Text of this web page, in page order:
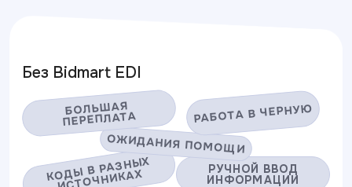
Без Bidmart EDI
БОЛЬШАЯ
ПЕРЕПЛАТА РАБОТА В ЧЕРНУЮ
ОЖИДАНИЯ ПОМОЩИ
КОДЫ В РАЗНЫХ
ИСТОЧНИКАХ РУЧНОЙ ВВОД
ИНФОРМАЦИИ